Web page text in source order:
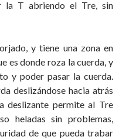
la T abriendo el Tre, sin
y tiene una zona en
es donde roza la cuerda, y
y poder pasar la cuerda.
deslizándose hacia atrás
deslizante permite al Tre
heladas sin problemas,
de que pueda trabar